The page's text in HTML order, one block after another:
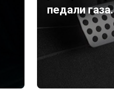
педали газа.